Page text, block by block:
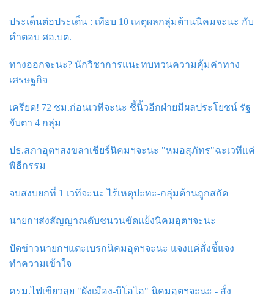
ประเด็นต่อประเด็น : เทียบ 10 เหตุผลกลุ่มต้านนิคมจะนะ กับ
คำตอบ ศอ.บต.
ทางออกจะนะ? นักวิชาการแนะทบทวนความคุ้มค่าทาง
เศรษฐกิจ
เครียด! 72 ชม.ก่อนเวทีจะนะ ชี้นิ้วอีกฝ่ายมีผลประโยชน์ รัฐ
จับตา 4 กลุ่ม
ปธ.สภาอุตฯสงขลาเชียร์นิคมฯจะนะ "หมอสุภัทร"ฉะเวทีแค่
พิธีกรรม
จบสงบยกที่ 1 เวทีจะนะ ไร้เหตุปะทะ-กลุ่มต้านถูกสกัด
นายกฯส่งสัญญาณดับชนวนขัดแย้งนิคมอุตฯจะนะ
ปัดข่าวนายกฯแตะเบรกนิคมอุตฯจะนะ แจงแค่สั่งชี้แจง
ทำความเข้าใจ
ครม.ไฟเขียวลุย "ผังเมือง-บีโอไอ" นิคมอุตฯจะนะ - สั่ง